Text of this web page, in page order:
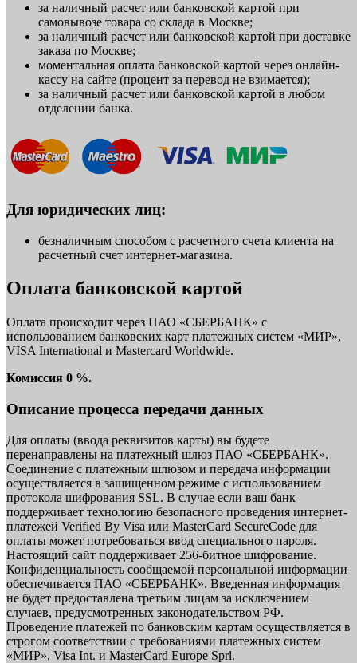
за наличный расчет или банковской картой при
самовывозе товара со склада в Москве;
за наличный расчет или банковской картой при доставке
заказа по Москве;
моментальная оплата банковской картой через онлайн-
кассу на сайте (процент за перевод не взимается);
за наличный расчет или банковской картой в любом
отделении банка.
Для юридических лиц:
безналичным способом с расчетного счета клиента на
расчетный счет интернет-магазина.
Оплата банковской картой
Оплата происходит через ПАО «СБЕРБАНК» с
использованием банковских карт платежных систем «МИР»,
VISA International и Mastercard Worldwide.
Комиссия 0 %.
Описание процесса передачи данных
Для оплаты (ввода реквизитов карты) вы будете
перенаправлены на платежный шлюз ПАО «СБЕРБАНК».
Соединение с платежным шлюзом и передача информации
осуществляется в защищенном режиме с использованием
протокола шифрования SSL. В случае если ваш банк
поддерживает технологию безопасного проведения интернет-
платежей Verified By Visa или MasterCard SecureCode для
оплаты может потребоваться ввод специального пароля.
Настоящий сайт поддерживает 256-битное шифрование.
Конфиденциальность сообщаемой персональной информации
обеспечивается ПАО «СБЕРБАНК». Введенная информация
не будет предоставлена третьим лицам за исключением
случаев, предусмотренных законодательством РФ.
Проведение платежей по банковским картам осуществляется в
строгом соответствии с требованиями платежных систем
«МИР», Visa Int. и MasterCard Europe Sprl.